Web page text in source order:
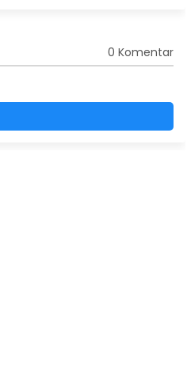
0 Komentar